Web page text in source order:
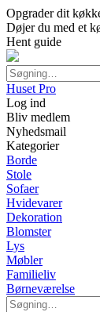
Opgrader dit
Døjer du med et
Hent guide
Huset Pro
Log ind
Bliv medlem
Nyhedsmail
Kategorier
Borde
Stole
Sofaer
Hvidevarer
Dekoration
Blomster
Lys
Møbler
Familieliv
Børneværelse